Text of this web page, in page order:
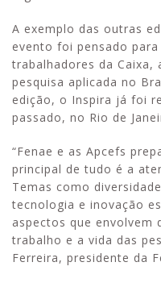
A exemplo das outras
evento foi pensado
trabalhadores da Caixa,
pesquisa aplicada no
edição, o Inspira já foi
passado, no Rio de
“Fenae e as Apcefs
principal de tudo é a
Temas como
tecnologia e inovação
aspectos que envolvem
trabalho e a vida das
Ferreira, presidente da